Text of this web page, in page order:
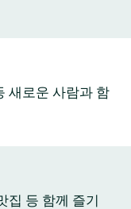
새로운 사람과 함
집 등 함께 즐기